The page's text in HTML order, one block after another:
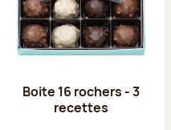
Boite 16 rochers - 3
recettes